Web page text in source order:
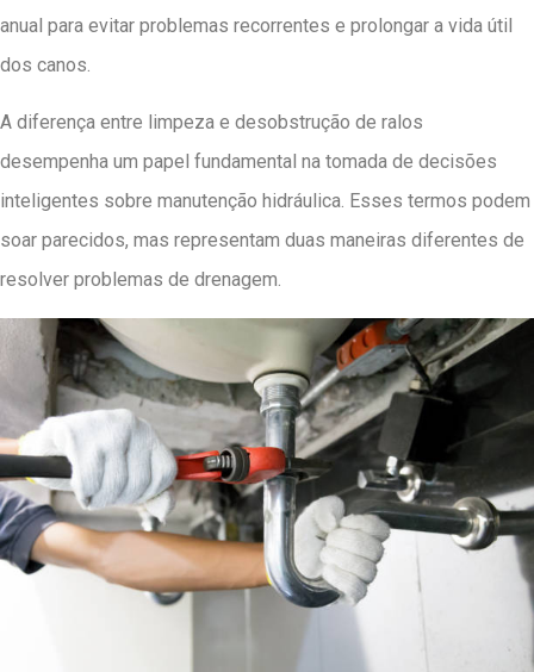
anual para evitar problemas recorrentes e prolongar a vida útil
dos canos.
A diferença entre limpeza e desobstrução de ralos
desempenha um papel fundamental na tomada de decisões
inteligentes sobre manutenção hidráulica. Esses termos podem
soar parecidos, mas representam duas maneiras diferentes de
resolver problemas de drenagem.